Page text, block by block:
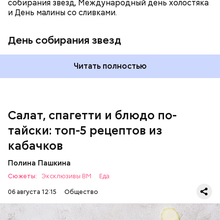
собирания звезд, Международный день холостяка
и День малины со сливками.
День собирания звезд
Читать полностью
Салат, спагетти и блюдо по-
тайски: топ-5 рецептов из
кабачков
Полина Пашкина
Сюжеты: Эксклюзивы ВМ
Еда
06 августа 12:15
Общество
чеснок;
Однако диетолог предупредила: не для всех дыня
может быть полезна. В первую очередь ее стоит
есть с осторожностью людям: